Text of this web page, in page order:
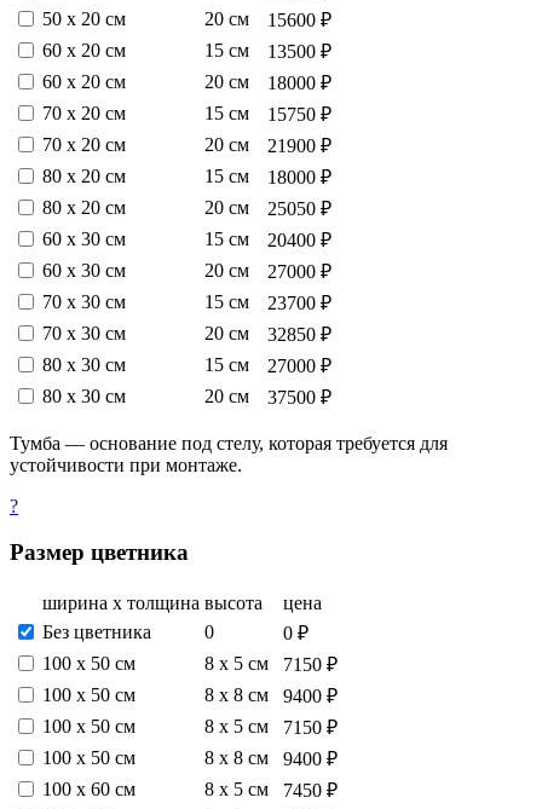
50 х 20 см
20 см
15600 ₽
60 х 20 см
15 см
13500 ₽
60 х 20 см
20 см
18000 ₽
70 х 20 см
15 см
15750 ₽
70 х 20 см
20 см
21900 ₽
80 х 20 см
15 см
18000 ₽
80 х 20 см
20 см
25050 ₽
60 х 30 см
15 см
20400 ₽
60 х 30 см
20 см
27000 ₽
70 х 30 см
15 см
23700 ₽
70 х 30 см
20 см
32850 ₽
80 х 30 см
15 см
27000 ₽
80 х 30 см
20 см 37500 ₽
Тумба — основание под стелу, которая требуется для
устойчивости при монтаже.
?
Размер цветника
ширина х толщина высота
цена
Без цветника
0
0 ₽
100 х 50 см
8 х 5 см
7150 ₽
100 х 50 см
8 х 8 см
9400 ₽
100 х 50 см
8 х 5 см
7150 ₽
100 х 50 см
8 х 8 см
9400 ₽
100 х 60 см
8 х 5 см
7450 ₽